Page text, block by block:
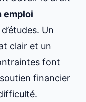
emploi
Un
clair et un
font
financier